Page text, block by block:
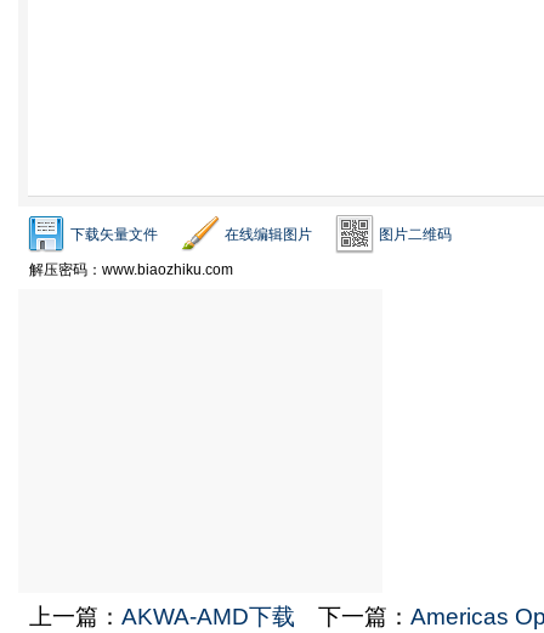
下载矢量文件 在线编辑图片 图片二维码
解压密码：www.biaozhiku.com
上一篇： AKWA-AMD下载 下一篇： Americas